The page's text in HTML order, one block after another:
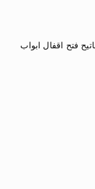
الكويت 50805535 فني مفاتيح فتح اقفال ابواب